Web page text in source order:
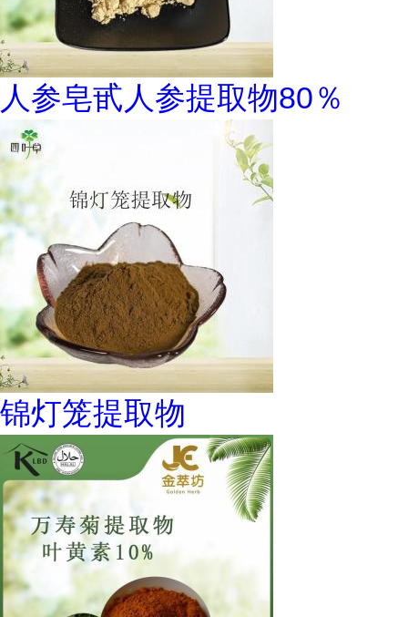
人参皂甙人参提取物80％
锦灯笼提取物